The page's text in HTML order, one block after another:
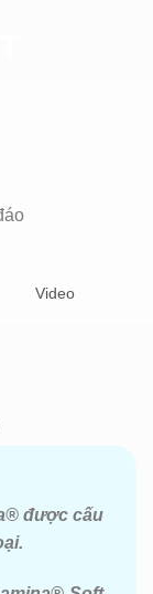
Video
được cấu